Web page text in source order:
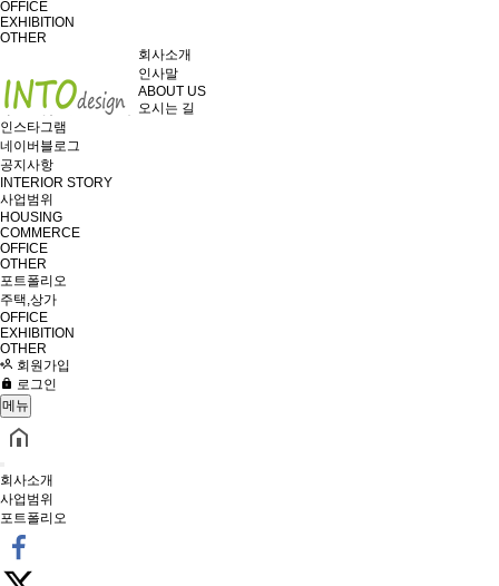
OFFICE
EXHIBITION
OTHER
회사소개
인사말
ABOUT US
오시는 길
인스타그램
네이버블로그
공지사항
INTERIOR STORY
사업범위
HOUSING
COMMERCE
OFFICE
OTHER
포트폴리오
주택,상가
OFFICE
EXHIBITION
OTHER
회원가입
로그인
메뉴
회사소개
사업범위
포트폴리오